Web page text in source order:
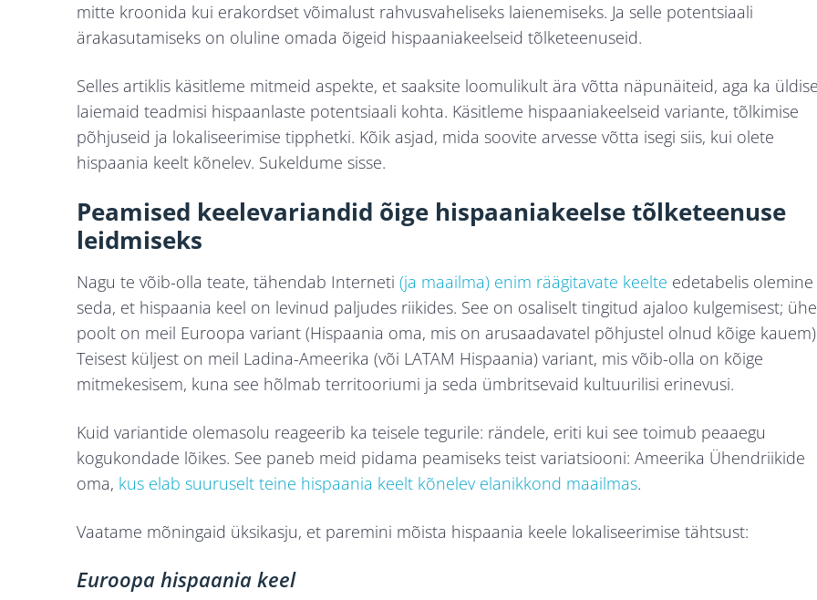
mitte kroonida kui erakordset võimalust rahvusvaheliseks laienemiseks. Ja selle potentsiaali
ärakasutamiseks on oluline omada õigeid hispaaniakeelseid tõlketeenuseid.
Selles artiklis käsitleme mitmeid aspekte, et saaksite loomulikult ära võtta näpunäiteid, aga ka
laiemaid teadmisi hispaanlaste potentsiaali kohta. Käsitleme hispaaniakeelseid variante, tõlkimise
põhjuseid ja lokaliseerimise tipphetki. Kõik asjad, mida soovite arvesse võtta isegi siis, kui olete
hispaania keelt kõnelev. Sukeldume sisse.
Peamised keelevariandid õige hispaaniakeelse tõlketeenuse
leidmiseks
Nagu te võib-olla teate, tähendab Interneti (ja maailma) enim räägitavate keelte edetabelis olemine
seda, et hispaania keel on levinud paljudes riikides. See on osaliselt tingitud ajaloo kulgemisest;
poolt on meil Euroopa variant (Hispaania oma, mis on arusaadavatel põhjustel olnud kõige
Teisest küljest on meil Ladina-Ameerika (või LATAM Hispaania) variant, mis võib-olla on kõige
mitmekesisem, kuna see hõlmab territooriumi ja seda ümbritsevaid kultuurilisi erinevusi.
Kuid variantide olemasolu reageerib ka teisele tegurile: rändele, eriti kui see toimub peaaegu
kogukondade lõikes. See paneb meid pidama peamiseks teist variatsiooni: Ameerika Ühendriikide
oma, kus elab suuruselt teine hispaania keelt kõnelev elanikkond maailmas.
Vaatame mõningaid üksikasju, et paremini mõista hispaania keele lokaliseerimise tähtsust:
Euroopa hispaania keel